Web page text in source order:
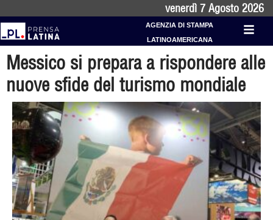
venerdì 7 Agosto 2026
AGENZIA DI STAMPA
LATINOAMERICANA
Messico si prepara a rispondere alle
nuove sfide del turismo mondiale